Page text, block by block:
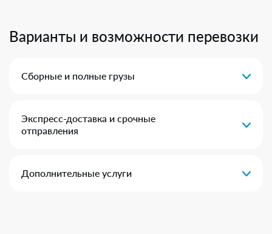
Варианты и возможности перевозки
Сборные и полные грузы
Экспресс-доставка и срочные
отправления
Дополнительные услуги